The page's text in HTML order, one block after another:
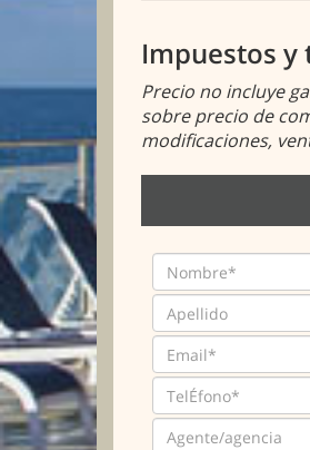
Impuestos y
Precio no incluye
sobre precio de
modificaciones,